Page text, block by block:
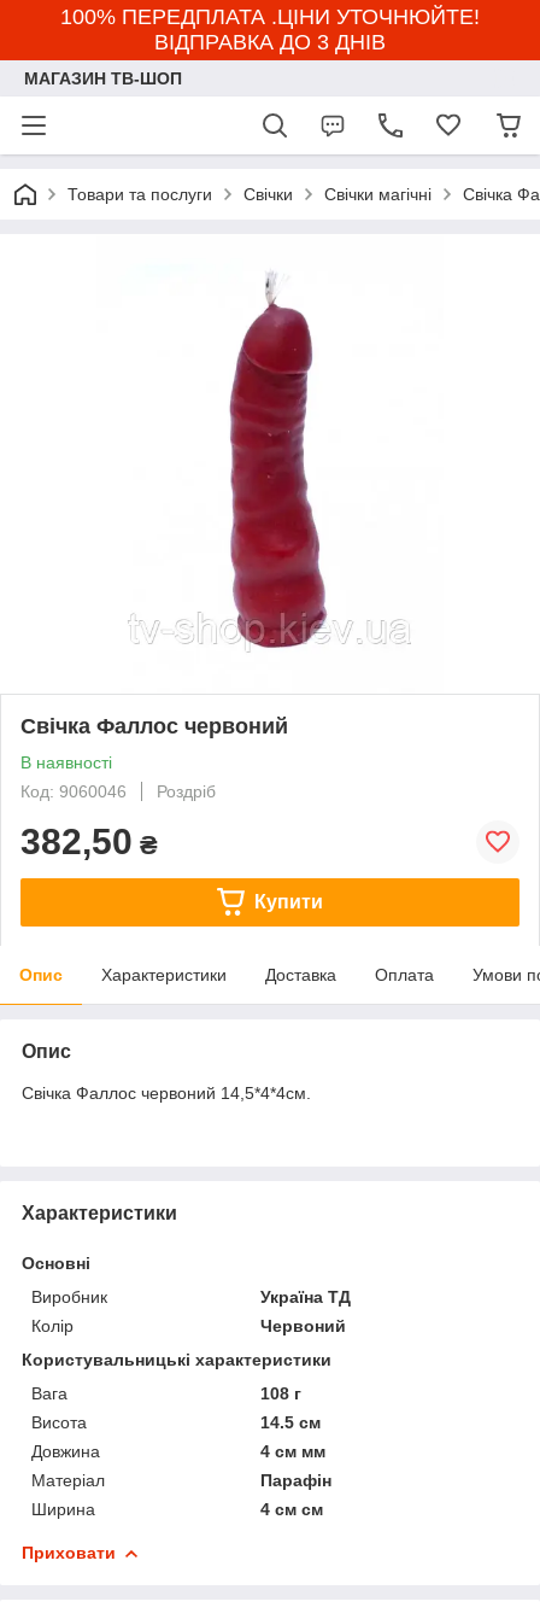
100% ПЕРЕДПЛАТА .ЦІНИ УТОЧНЮЙТЕ!
ВІДПРАВКА ДО 3 ДНІВ
МАГАЗИН ТВ-ШОП
Товари та послуги Свічки Свічки магічні Свічка
Свічка Фаллос червоний
В наявності
Код: 9060046
Роздріб
382,50 ₴
Купити
Опис Характеристики Доставка Оплата Умови
Опис
Свічка Фаллос червоний 14,5*4*4см.
Характеристики
Основні
Виробник
Україна ТД
Колір
Червоний
Користувальницькі характеристики
Вага
108 г
Висота
14.5 см
Довжина
4 см мм
Матеріал
Парафін
Ширина
4 см см
Приховати